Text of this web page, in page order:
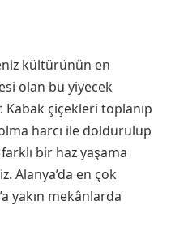
kültürünün en
olan bu yiyecek
çiçekleri toplanıp
harcı ile doldurulup
bir haz yaşama
Alanya’da en çok
yakın mekânlarda